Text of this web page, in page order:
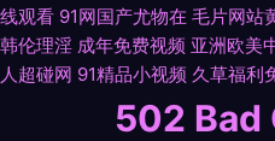
线观看 91网国产尤物在 毛片网站
韩伦理淫 成年免费视频 亚洲欧美
人超碰网 91精品小视频 久草福利
502 Bad